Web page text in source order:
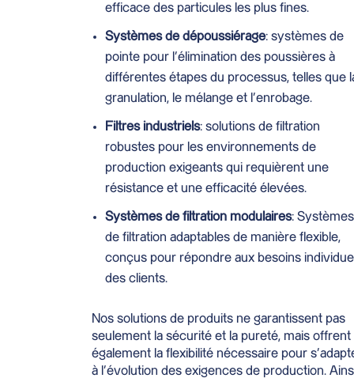
efficace des particules les plus fines.
Systèmes de dépoussiérage: systèmes de
pointe pour l’élimination des poussières à
différentes étapes du processus, telles que
granulation, le mélange et l’enrobage.
Filtres industriels: solutions de filtration
robustes pour les environnements de
production exigeants qui requièrent une
résistance et une efficacité élevées.
Systèmes de filtration modulaires: Systèmes
de filtration adaptables de manière flexible,
conçus pour répondre aux besoins
des clients.
Nos solutions de produits ne garantissent pas
seulement la sécurité et la pureté, mais offrent
également la flexibilité nécessaire pour
à l’évolution des exigences de production.